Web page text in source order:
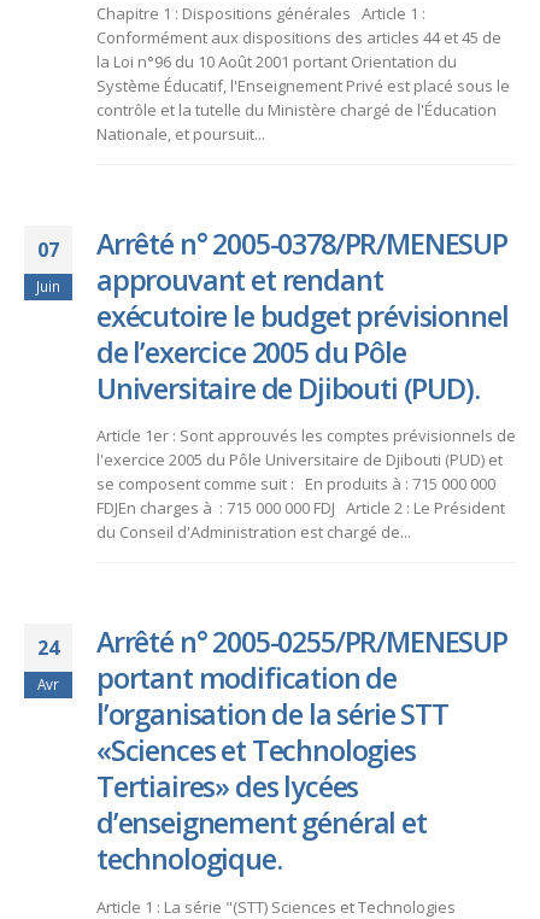
Chapitre 1 : Dispositions générales Article 1 :
Conformément aux dispositions des articles 44 et 45 de
la Loi n°96 du 10 Août 2001 portant Orientation du
Système Éducatif, l'Enseignement Privé est placé sous le
contrôle et la tutelle du Ministère chargé de l'Éducation
Nationale, et poursuit...
07
Juin
Arrêté n° 2005-0378/PR/MENESUP
approuvant et rendant
exécutoire le budget prévisionnel
de l’exercice 2005 du Pôle
Universitaire de Djibouti (PUD).
Article 1er : Sont approuvés les comptes prévisionnels de
l'exercice 2005 du Pôle Universitaire de Djibouti (PUD) et
se composent comme suit : En produits à : 715 000 000
FDJEn charges à : 715 000 000 FDJ Article 2 : Le Président
du Conseil d'Administration est chargé de...
24
Avr
Arrêté n° 2005-0255/PR/MENESUP
portant modification de
l’organisation de la série STT
«Sciences et Technologies
Tertiaires» des lycées
d’enseignement général et
technologique.
Article 1 : La série "(STT) Sciences et Technologies